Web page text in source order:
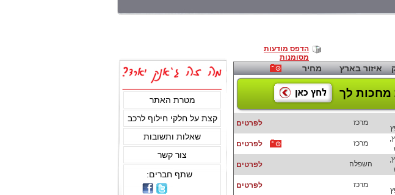
הדפס מודעות
מסומנות
איזור בארץ מחיר
מחכות לך
מרכז לפרטים
מרכז לפרטים
השפלה לפרטים
מרכז
לפרטים
מטרת האתר
קצת על חלקי חילוף לרכב
שאלות ותשובות
צור קשר
שתף חברים: